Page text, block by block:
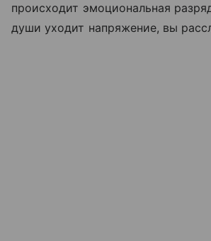
происходит эмоциональная
души уходит напряжение, вы